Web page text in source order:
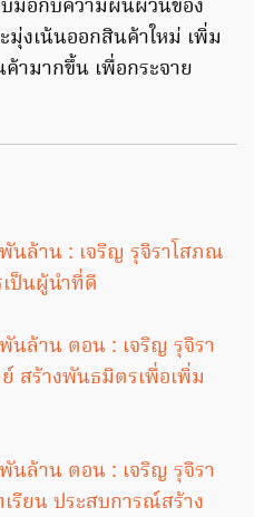
มือกับความผันผวนของ
งเน้นออกสินค้าใหม่ เพิ่ม
ามากขึ้น เพื่อกระจาย
ล้าน : เจริญ รุจิราโสภณ
ป็นผู้นำที่ดี
ล้าน ตอน : เจริญ รุจิรา
สร้างพันธมิตรเพื่อเพิ่ม
ล้าน ตอน : เจริญ รุจิรา
รียน ประสบการณ์สร้าง